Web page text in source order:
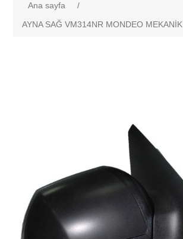
Ana sayfa
/
AYNA SAĞ VM314NR MONDEO MEKANİK